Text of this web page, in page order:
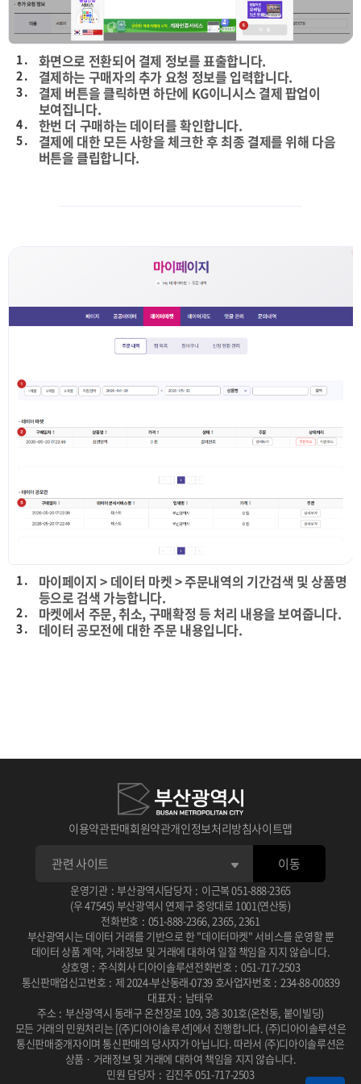
1 . 화면으로 전환되어 결제 정보를 표출합니다.
2 . 결제하는 구매자의 추가 요청 정보를 입력합니다.
3 .
결제 버튼을 클릭하면 하단에 KG이니시스 결제 팝업이
보여집니다.
4 . 한번 더 구매하는 데이터를 확인합니다.
5 .
결제에 대한 모든 사항을 체크한 후 최종 결제를 위해 다음
버튼을 클립합니다.
1 .
마이페이지 > 데이터 마켓 > 주문내역의 기간검색 및 상품명
등으로 검색 가능합니다.
2 . 마켓에서 주문, 취소, 구매확정 등 처리 내용을 보여줍니다.
3 . 데이터 공모전에 대한 주문 내용입니다.
판매 가능한 공급자가 되려면
판매자 신청이 완료되면공급자 자격을 획득!
공급자 관리 메뉴에서 상품 등록 신청이 가능
상품 등록 신청 후승인 절차 확인!
수요자가 맞춤형 신청하면
공급자가 답변 완료 후수요자에게 알림, 답변 확인 후 승인, 반려
승인, 반려 처리 후 공급자에게 알림 전자계약 링크 생성 후 수요자에게 알림
수요자가 서명 후 공급자에게 알림공급자가 확인
수요자가 분석 서비스 신청하면
관리자가 승인, 반려처리 후공급자 전체에게 알림
승인 시 시작일에 맞춰 진행중 종료일에 맞춰 심사중으로 바뀜
공급자가 참여수요자가 순위 결정 심사 및 상금 결제
이용약관판매회원약관개인정보처리방침사이트맵
운영기관 : 부산광역시담당자 : 이근복051-888-2365
(우 47545) 부산광역시 연제구 중앙대로 1001(연산동)
전화번호 : 051-888-2366, 2365, 2361
부산광역시는 데이터 거래를 기반으로 한 "데이터마켓" 서비스를 운영할 뿐
데이터 상품 계약, 거래정보 및 거래에 대하여 일절 책임을 지지 않습니다.
상호명 : 주식회사 디아이솔루션전화번호 : 051-717-2503
통신판매업신고번호 : 제 2024-부산동래-0739 호사업자번호 : 234-88-00839
대표자 : 남태우
주소 : 부산광역시 동래구 온천장로 109, 3층 301호(온천동, 붙이빌딩)
모든 거래의 민원처리는 [(주)디아이솔루션]에서 진행합니다. (주)디아이솔루션은
통신판매중개자이며 통신판매의 당사자가 아닙니다. 따라서 (주)디아이솔루션은
상품 · 거래정보 및 거래에 대하여 책임을 지지 않습니다.
민원 담당자 : 김진주 051-717-2503
이동